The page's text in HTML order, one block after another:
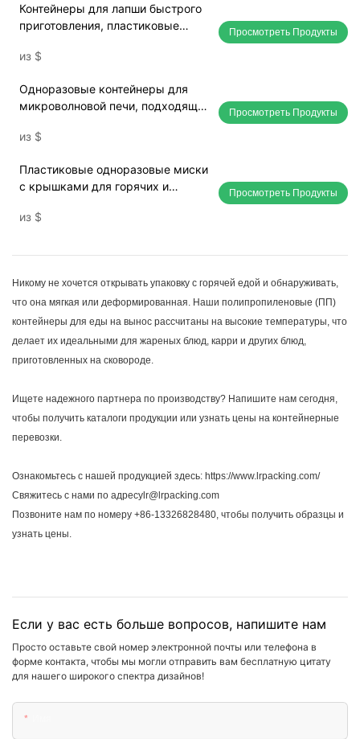
Контейнеры для лапши быстрого
приготовления, пластиковые
прямые поставки с завода.
из $
Просмотреть Продукты
Одноразовые контейнеры для
микроволновой печи, подходящие
общественного питания, оптовая
из $
Просмотреть Продукты
Пластиковые одноразовые миски
с крышками для горячих и
продажа.
из $
Просмотреть Продукты
Никому не хочется открывать упаковку с горячей едой и обнаруживать,
что она мягкая или деформированная. Наши полипропиленовые (ПП)
контейнеры для еды на вынос рассчитаны на высокие температуры, что
делает их идеальными для жареных блюд, карри и других блюд,
приготовленных на сковороде.
Ищете надежного партнера по производству? Напишите нам сегодня,
чтобы получить каталоги продукции или узнать цены на контейнерные
перевозки.
Ознакомьтесь с нашей продукцией здесь: https://www.lrpacking.com/
Свяжитесь с нами по адресуlr@lrpacking.com
Позвоните нам по номеру +86-13326828480, чтобы получить образцы и
узнать цены.
Если у вас есть больше вопросов, напишите нам
Просто оставьте свой номер электронной почты или телефона в
форме контакта, чтобы мы могли отправить вам бесплатную цитату
для нашего широкого спектра дизайнов!